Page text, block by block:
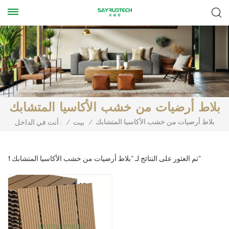
بلاط أرضيات من خشب الأكاسيا المتشابك
أنت في الداخل : / بيت / بلاط أرضيات من خشب الأكاسيا المتشابك
1 تم العثور على النتائج لـ "بلاط أرضيات من خشب الأكاسيا المتشابك"